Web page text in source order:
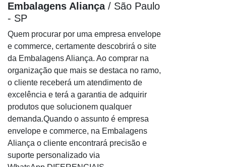
Filme stretch cortado
Filme Stretch Industrial
Filme stretch manual
Filme stretch manual e automático
Filme stretch manual preço
Filme stretch para embalagem
Filme stretch para paletização
Filme stretch para paletização onde comprar
Filme stretch para paletização preço
Filme stretch para uso manual e automatico
Embalagens Aliança/ São Paulo
- SP
Quem procurar por uma empresa envelope
e commerce, certamente descobrirá o site
da Embalagens Aliança. Ao comprar na
organização que mais se destaca no ramo,
o cliente receberá um atendimento de
excelência e terá a garantia de adquirir
produtos que solucionem qualquer
demanda.Quando o assunto é empresa
envelope e commerce, na Embalagens
Aliança o cliente encontrará precisão e
suporte personalizado via